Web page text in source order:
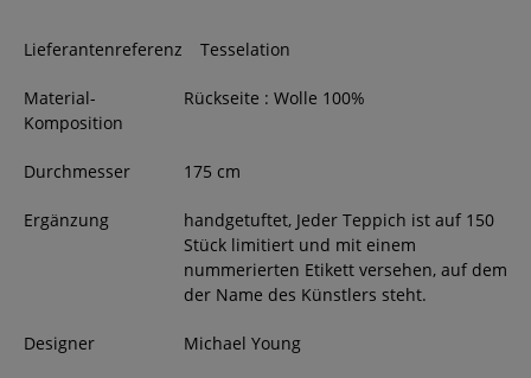
Lieferantenreferenz Tesselation
Material-
Komposition
Rückseite : Wolle 100%
Durchmesser 175 cm
Ergänzung
handgetuftet, Jeder Teppich ist auf 150
Stück limitiert und mit einem
nummerierten Etikett versehen, auf dem
der Name des Künstlers steht.
Designer Michael Young